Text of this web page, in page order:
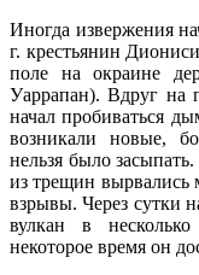
Иногда извержения
г. крестьянин
поле на окраине
Уаррапан). Вдруг на
начал пробиваться
возникали новые,
нельзя было
из трещин вырвались
взрывы. Через сутки
вулкан в
некоторое время он